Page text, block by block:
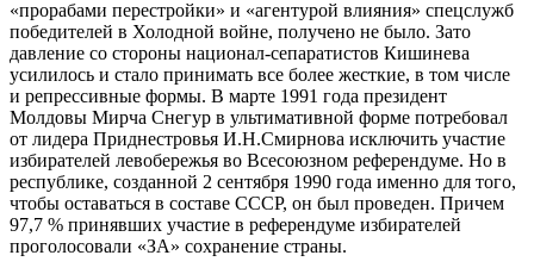
«прорабами перестройки» и «агентурой влияния» спецслужб
победителей в Холодной войне, получено не было. Зато
давление со стороны национал-сепаратистов Кишинева
усилилось и стало принимать все более жесткие, в том числе
и репрессивные формы. В марте 1991 года президент
Молдовы Мирча Снегур в ультимативной форме потребовал
от лидера Приднестровья И.Н.Смирнова исключить участие
избирателей левобережья во Всесоюзном референдуме. Но в
республике, созданной 2 сентября 1990 года именно для того,
чтобы оставаться в составе СССР, он был проведен. Причем
97,7 % принявших участие в референдуме избирателей
проголосовали «ЗА» сохранение страны.